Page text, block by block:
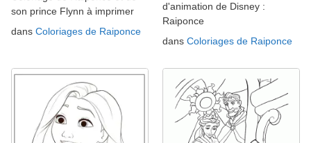
son prince Flynn à imprimer
dans Coloriages de Raiponce
d'animation de Disney :
Raiponce
dans Coloriages de Raiponce